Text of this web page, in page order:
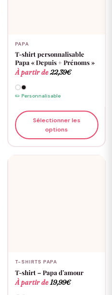
PAPA
T-shirt personnalisable
Papa « Depuis + Prénoms »
À partir de22,39€
✏️ Personnalisable
Sélectionner les
options
T-SHIRTS PAPA
T-shirt – Papa d’amour
À partir de19,99€